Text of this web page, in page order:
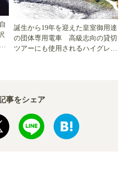
誕生から19年を迎えた皇室御用達
の団体専用電車 高級志向の貸切
ツアーにも使用されるハイグレー
事をシェア